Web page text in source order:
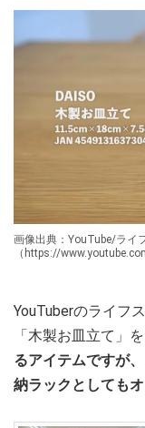
画像出典：YouTube/ライ
（https://
YouTuberのライフ
「木製お皿立て」
るアイテムですが
納ラックとしても